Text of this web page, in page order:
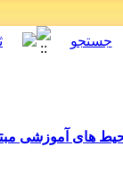
های آموزشی